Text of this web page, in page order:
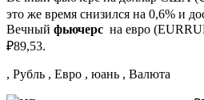
это же время снизился на 0,6% и
Вечный фьючерс на евро
₽89,53.
, Рубль , Евро , юань , Валюта